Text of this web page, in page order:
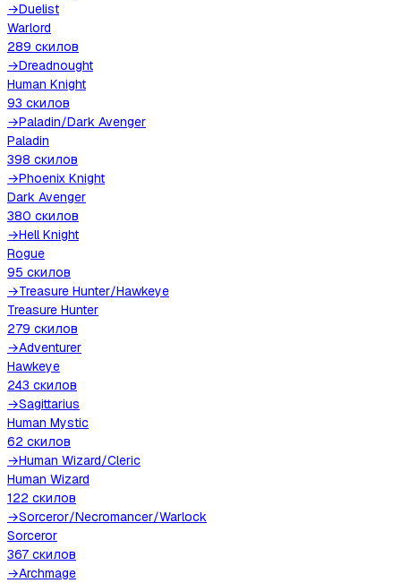
→Duelist
Warlord
289 скилов
→Dreadnought
Human Knight
93 скилов
→Paladin/Dark Avenger
Paladin
398 скилов
→Phoenix Knight
Dark Avenger
380 скилов
→Hell Knight
Rogue
95 скилов
→Treasure Hunter/Hawkeye
Treasure Hunter
279 скилов
→Adventurer
Hawkeye
243 скилов
→Sagittarius
Human Mystic
62 скилов
→Human Wizard/Cleric
Human Wizard
122 скилов
→Sorceror/Necromancer/Warlock
Sorceror
367 скилов
→Archmage